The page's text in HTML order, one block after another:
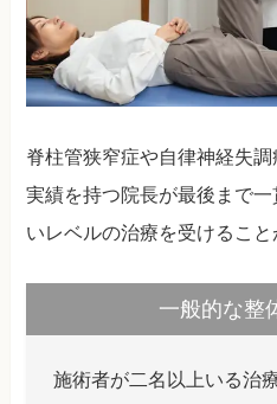
脊柱管狭窄症や自律神経失
実績を持つ院長が最後まで
いレベルの治療を受けること
一般的な整
施術者が二名以上いる治